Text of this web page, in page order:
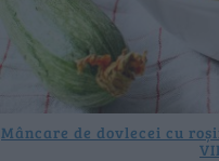
Mâncare de dovlecei cu